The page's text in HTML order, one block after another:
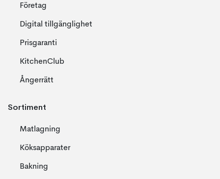
Företag
Digital tillgänglighet
Prisgaranti
KitchenClub
Ångerrätt
Sortiment
Matlagning
Köksapparater
Bakning